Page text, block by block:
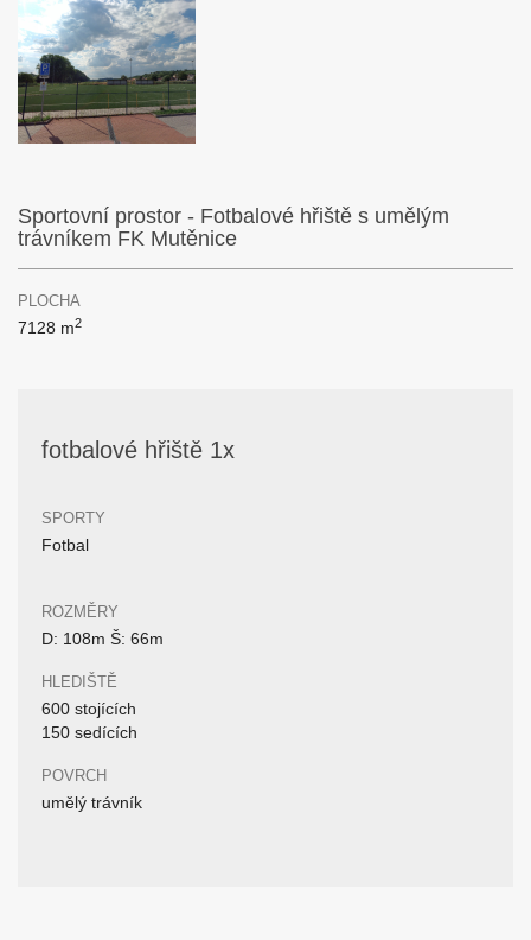
Sportovní prostor - Fotbalové hřiště s umělým
trávníkem FK Mutěnice
PLOCHA
7128 m2
fotbalové hřiště 1x
SPORTY
Fotbal
ROZMĚRY
D: 108m Š: 66m
HLEDIŠTĚ
600 stojících
150 sedících
POVRCH
umělý trávník